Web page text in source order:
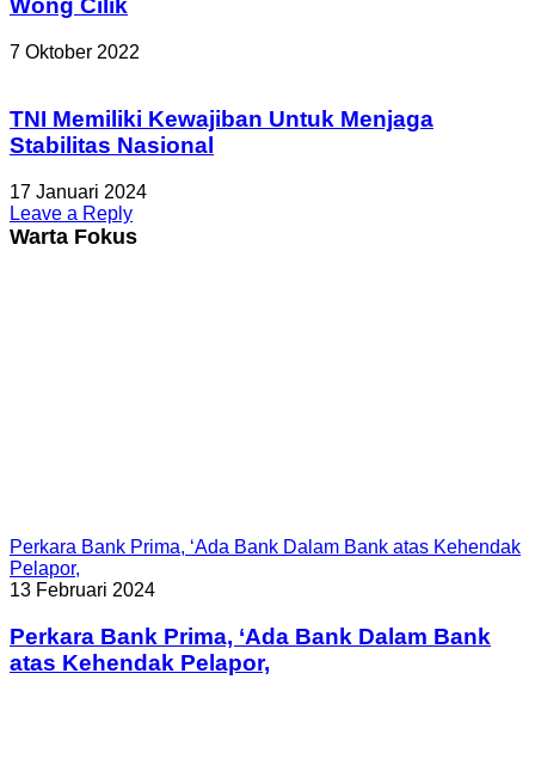
Wong Cilik
7 Oktober 2022
TNI Memiliki Kewajiban Untuk Menjaga
Stabilitas Nasional
17 Januari 2024
Leave a Reply
Warta Fokus
Perkara Bank Prima, ‘Ada Bank Dalam Bank atas Kehendak
Pelapor,
13 Februari 2024
Perkara Bank Prima, ‘Ada Bank Dalam Bank
atas Kehendak Pelapor,